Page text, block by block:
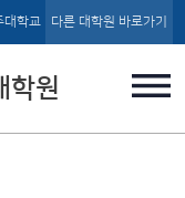
학원
대학교 다른 대학원 바로가기